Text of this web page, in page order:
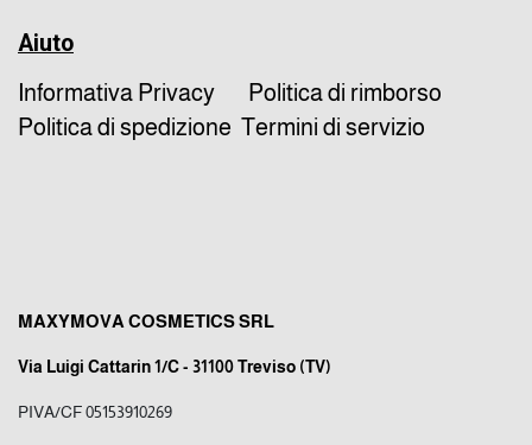
Aiuto
Informativa Privacy
Politica di rimborso
Politica di spedizione Termini di servizio
MAXYMOVA COSMETICS SRL
Via Luigi Cattarin 1/C - 31100 Treviso (TV)
PIVA/CF 05153910269